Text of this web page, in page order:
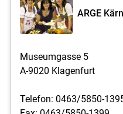
ARGE
Museumgasse 5
A-9020 Klagenfurt
Telefon: 0463/5850-